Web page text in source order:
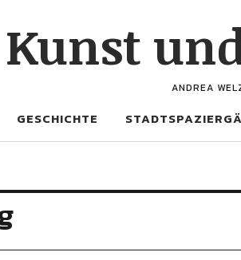
Kunst
ANDREA
GESCHICHTE